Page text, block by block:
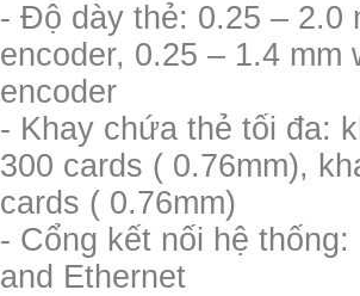
- Độ dày thẻ: 0.25 – 2.0
encoder, 0.25 – 1.4 mm
encoder
- Khay chứa thẻ tối đa:
300 cards ( 0.76mm),
cards ( 0.76mm)
- Cổng kết nối hệ thống:
and Ethernet